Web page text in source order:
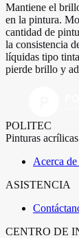
Mantiene el
en la pintura.
cantidad de
la consistencia
líquidas tipo
pierde brillo y
POLITEC
Pinturas
Acerca
ASISTENCIA
CENTRO DE